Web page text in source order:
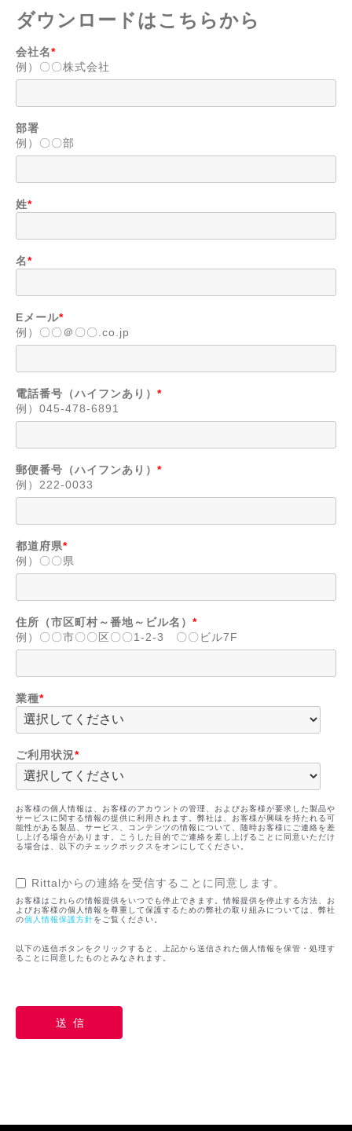
ダウンロードはこちらから
会社名*
例）〇〇株式会社
部署
例）〇〇部
姓*
名*
Eメール*
例）〇〇＠〇〇.co.jp
電話番号（ハイフンあり） *
例）045-478-6891
郵便番号（ハイフンあり） *
例）222-0033
都道府県*
例）〇〇県
住所（市区町村～番地～ビル名） *
例）〇〇市〇〇区〇〇1-2-3 〇〇ビル7F
業種*
ご利用状況*
お客様の個人情報は、お客様のアカウントの管理、およびお客様が要求した製品や
サービスに関する情報の提供に利用されます。弊社は、お客様が興味を持たれる可
能性がある製品、サービス、コンテンツの情報について、随時お客様にご連絡を差
し上げる場合があります。こうした目的でご連絡を差し上げることに同意いただけ
る場合は、以下のチェックボックスをオンにしてください。
Rittalからの連絡を受信することに同意します。
お客様はこれらの情報提供をいつでも停止できます。情報提供を停止する方法、お
よびお客様の個人情報を尊重して保護するための弊社の取り組みについては、弊社
の個人情報保護方針をご覧ください。
以下の送信ボタンをクリックすると、上記から送信された個人情報を保管・処理す
ることに同意したものとみなされます。